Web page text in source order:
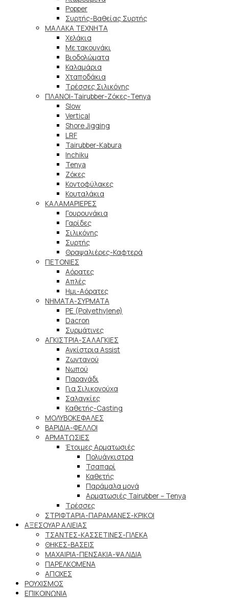
Popper
Συρτής-Βαθείας Συρτής
ΜΑΛΑΚΑ TEXNHTA
Χελάκια
Με τακουνάκι
Βιοδολώματα
Καλαμάρια
Χταποδάκια
Τρέσσες Σιλικόνης
ΠΛΑΝΟΙ-Tairubber-Ζόκες-Tenya
Slow
Vertical
Shore Jigging
LRF
Tairubber-Kabura
Inchiku
Tenya
Ζόκες
Κοντοφύλακες
Κουταλάκια
ΚΑΛΑΜΑΡΙΕΡΕΣ
Γουρουνάκια
Γαρίδες
Σιλικόνης
Συρτής
Θραψαλιέρες-Καφτερά
ΠΕΤΟΝΙΕΣ
Αόρατες
Απλές
Ημι-Αόρατες
ΝΗΜΑΤΑ-ΣΥΡΜΑΤΑ
PE (Polyethylene)
Dacron
Συρμάτινες
ΑΓΚΙΣΤΡΙΑ-ΣΑΛΑΓΚΙΕΣ
Αγκίστρια Assist
Ζωντανού
Νωπού
Παραγάδι
Για Σιλικονούχα
Σαλαγκίες
Καθετής-Casting
ΜΟΛΥΒΟΚΕΦΑΛΕΣ
ΒΑΡΙΔΙΑ-ΦΕΛΛΟΙ
ΑΡΜΑΤΩΣΙΕΣ
Έτοιμες Αρματωσιές
Πολυάγκιστρα
Τσαπαρί
Καθετής
Παράμαλα μονά
Αρματωσιές Tairubber – Tenya
Τρέσσες
ΣΤΡΙΦΤΑΡΙΑ-ΠΑΡΑΜΑΝΕΣ-ΚΡΙΚΟΙ
ΑΞΕΣΟΥΑΡ ΑΛΙΕΙΑΣ
ΤΣΑΝΤΕΣ-ΚΑΣΣΕΤΙΝΕΣ-ΓΙΛΕΚΑ
ΘΗΚΕΣ-ΒΑΣΕΙΣ
ΜΑΧΑΙΡΙΑ-ΠΕΝΣΑΚΙΑ-ΨΑΛΙΔΙΑ
ΠΑΡΕΛΚΟΜΕΝΑ
ΑΠΟΧΕΣ
ΡΟΥΧΙΣΜΟΣ
ΕΠΙΚΟΙΝΩΝΙΑ